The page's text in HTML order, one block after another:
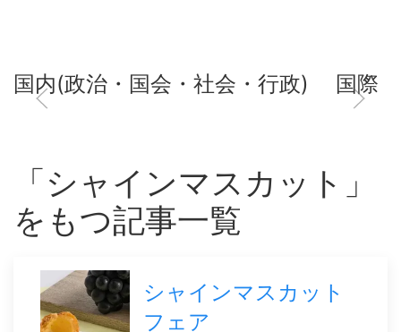
国内(政治・国会・社会・行政) 国際
「シャインマスカット」
をもつ記事一覧
シャインマスカット
フェア